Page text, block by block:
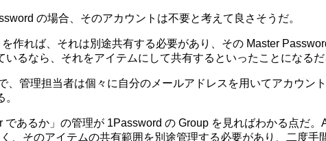
の場合、そのアカウントは不要と考えて良さそうだ。
作れば、それは別途共有する必要があり、その Master
るなら、それをアイテムにして共有するといったことになるだ
、管理担当者は個々に自分のメールアドレスを用いてアカウン
であるか」の管理が 1Password の Group を見ればわかる点だ
、そのアイテムの共有範囲を別途管理する必要があり、二度手